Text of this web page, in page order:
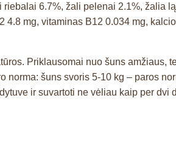
6.7%, žali pelenai 2.1%, žalia
4.8 mg, vitaminas B12 0.034 mg,
Priklausomai nuo šuns amžiaus,
norma: šuns svoris 5-10 kg – paros
ir suvartoti ne vėliau kaip per dvi